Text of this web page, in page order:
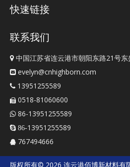
快速链接
联系我们
 中国江苏省连云港市朝阳东路21号
 evelyn@cnhighborn.com
 13951255589
 0518-81060600
 86-13951255589
 86-13951255589
 767494666
版权所有© 2026 连云港佰博新材料有